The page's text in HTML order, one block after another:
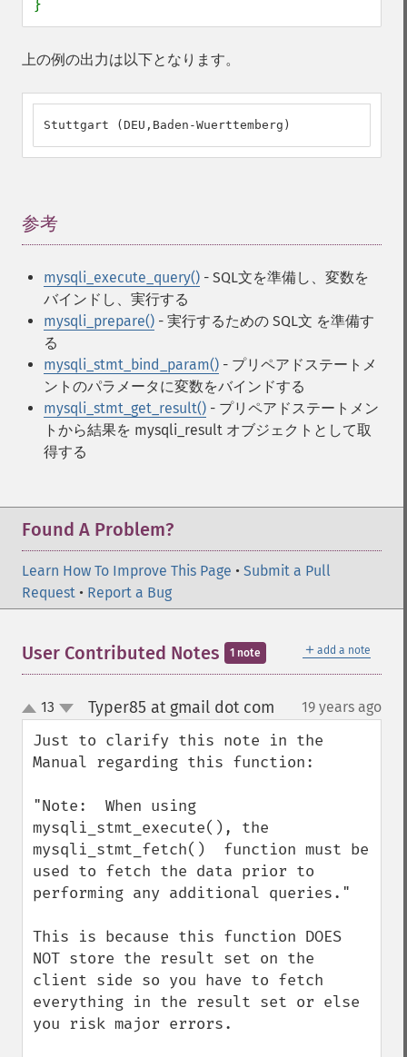
}
上の例の出力は以下となります。
Stuttgart (DEU,Baden-Wuerttemberg)
参考
mysqli_execute_query() - SQL文を準備し、変数を
バインドし、実行する
mysqli_prepare() - 実行するための SQL文 を準備す
る
mysqli_stmt_bind_param() - プリペアドステートメ
ントのパラメータに変数をバインドする
mysqli_stmt_get_result() - プリペアドステートメン
トから結果を mysqli_result オブジェクトとして取
得する
Found A Problem?
Learn How To Improve This Page • Submit a Pull
Request • Report a Bug
＋ add a note
User Contributed Notes 1 note
up
down
13 Typer85 at gmail dot com 19 years ago
Just to clarify this note in the
Manual regarding this function:
"Note:  When using
mysqli_stmt_execute(), the
mysqli_stmt_fetch()  function must be
used to fetch the data prior to
performing any additional queries."
This is because this function DOES
NOT store the result set on the
client side so you have to fetch
everything in the result set or else
you risk major errors.